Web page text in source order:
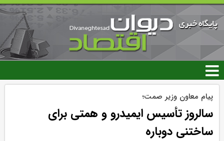
رفتن
محتوای
اصلی
پیام معاون وزیر صمت؛
سالروز تأسیس ایمیدرو و همتی برای
ساختنی دوباره